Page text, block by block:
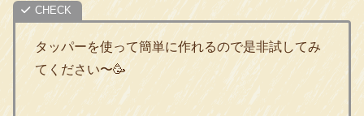
タッパーを使って簡単に作れるので是非試してみ
てください〜🥳